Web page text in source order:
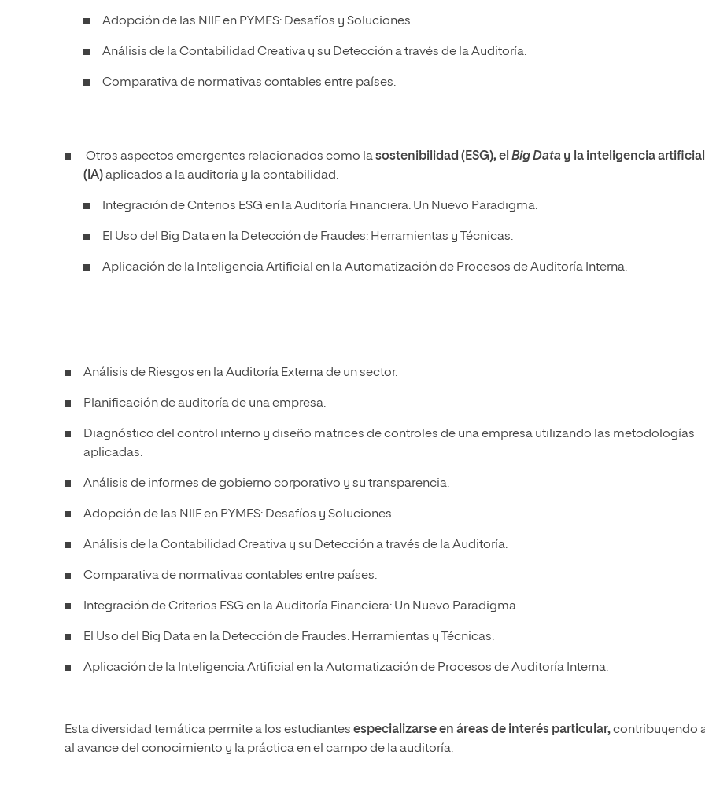
Adopción de las NIIF en PYMES: Desafíos y Soluciones.
Análisis de la Contabilidad Creativa y su Detección a través de la Auditoría.
Comparativa de normativas contables entre países.
Otros aspectos emergentes relacionados como lasostenibilidad (ESG), el Big Data y la inteligencia artificial
(IA)aplicados a la auditoría y la contabilidad.
Integración de Criterios ESG en la Auditoría Financiera: Un Nuevo Paradigma.
El Uso del Big Data en la Detección de Fraudes: Herramientas y Técnicas.
Aplicación de la Inteligencia Artificial en la Automatización de Procesos de Auditoría Interna.
Análisis de Riesgos en la Auditoría Externa de un sector.
Planificación de auditoría de una empresa.
Diagnóstico del control interno y diseño matrices de controles de una empresa utilizando las metodologías
aplicadas.
Análisis de informes de gobierno corporativo y su transparencia.
Adopción de las NIIF en PYMES: Desafíos y Soluciones.
Análisis de la Contabilidad Creativa y su Detección a través de la Auditoría.
Comparativa de normativas contables entre países.
Integración de Criterios ESG en la Auditoría Financiera: Un Nuevo Paradigma.
El Uso del Big Data en la Detección de Fraudes: Herramientas y Técnicas.
Aplicación de la Inteligencia Artificial en la Automatización de Procesos de Auditoría Interna.
Esta diversidad temática permite a los estudiantes especializarse en áreas de interés particular,contribuyendo
al avance del conocimiento y la práctica en el campo de la auditoría.